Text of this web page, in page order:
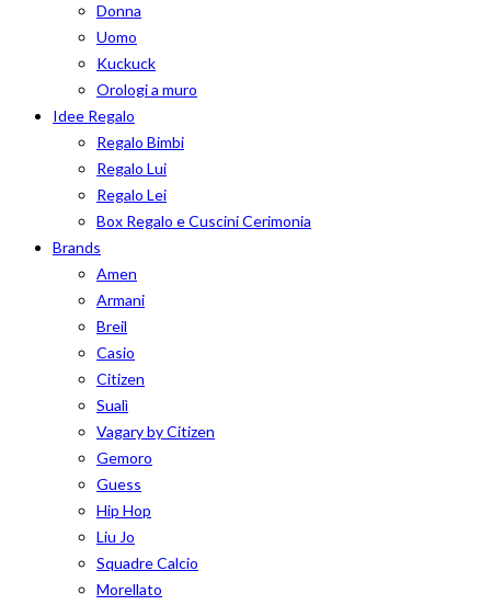
Donna
Uomo
Kuckuck
Orologi a muro
Idee Regalo
Regalo Bimbi
Regalo Lui
Regalo Lei
Box Regalo e Cuscini Cerimonia
Brands
Amen
Armani
Breil
Casio
Citizen
Sualì
Vagary by Citizen
Gemoro
Guess
Hip Hop
Liu Jo
Squadre Calcio
Morellato